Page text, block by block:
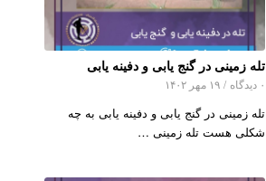
تله زمینی در گنج یابی و دفینه یابی
۰ دیدگاه / ۱۹ مهر ۱۴۰۲
تله زمینی در گنج یابی و دفینه یابی به چه
شکلی هست تله زمینی …